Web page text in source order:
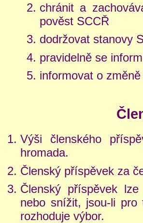
chránit a
pověst SCCŘ
dodržovat stanovy
pravidelně se
informovat o
Výši členského
hromada.
Členský příspěvek za
Členský příspěvek
nebo snížit, jsou-li
rozhoduje výbor.